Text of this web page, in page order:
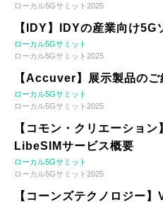
ローカル5Gサミット2025
【IDY】IDYの産業向け5G
ローカル5Gサミット
ローカル5Gサミット2025
【Accuver】展示製品のご
ローカル5Gサミット
ローカル5Gサミット2025
【コモン・クリエーショ
LibeSIMサービス概要
ローカル5Gサミット
ローカル5Gサミット2025
【コーンズテクノロジ